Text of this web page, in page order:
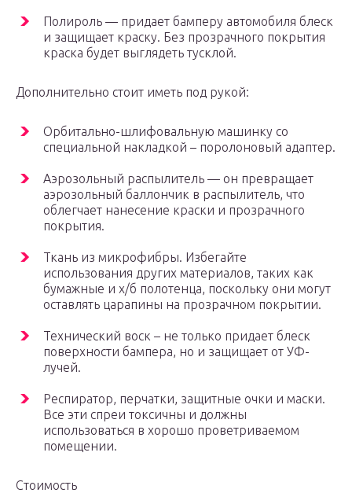
Полироль — придает бамперу автомобиля блеск
и защищает краску. Без прозрачного покрытия
краска будет выглядеть тусклой.
Дополнительно стоит иметь под рукой:
Орбитально-шлифовальную машинку со
специальной накладкой – поролоновый адаптер.
Аэрозольный распылитель — он превращает
аэрозольный баллончик в распылитель, что
облегчает нанесение краски и прозрачного
покрытия.
Ткань из микрофибры. Избегайте
использования других материалов, таких как
бумажные и х/б полотенца, поскольку они могут
оставлять царапины на прозрачном покрытии.
Технический воск – не только придает блеск
поверхности бампера, но и защищает от УФ-
лучей.
Респиратор, перчатки, защитные очки и маски.
Все эти спреи токсичны и должны
использоваться в хорошо проветриваемом
помещении.
Стоимость